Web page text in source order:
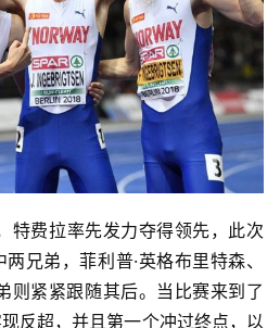
兄弟，菲利普·英格布里特森、
则紧紧跟随其后。当比赛来到了
反超，并且第一个冲过终点，以